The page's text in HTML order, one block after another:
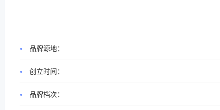
品牌源地：
创立时间：
品牌档次：